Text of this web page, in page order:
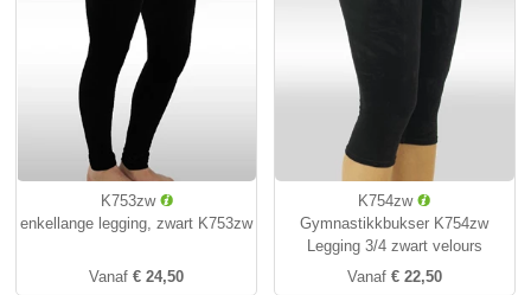
K753zw
enkellange legging, zwart K753zw
Vanaf € 24,50
K754zw
Gymnastikkbukser K754zw
Legging 3/4 zwart velours
Vanaf€ 22,50